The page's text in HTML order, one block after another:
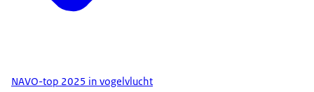
NAVO-top 2025 in vogelvlucht